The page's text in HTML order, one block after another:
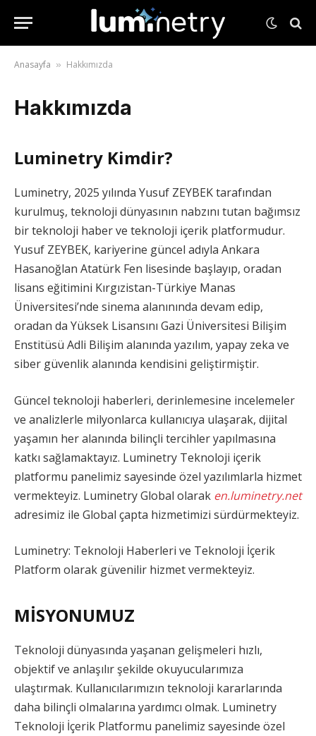
Anasayfa » Hakkımızda
Hakkımızda
Luminetry Kimdir?
Luminetry, 2025 yılında Yusuf ZEYBEK tarafından
kurulmuş, teknoloji dünyasının nabzını tutan bağımsız
bir teknoloji haber ve teknoloji içerik platformudur.
Yusuf ZEYBEK, kariyerine güncel adıyla Ankara
Hasanoğlan Atatürk Fen lisesinde başlayıp, oradan
lisans eğitimini Kırgızistan-Türkiye Manas
Üniversitesi’nde sinema alanınında devam edip,
oradan da Yüksek Lisansını Gazi Üniversitesi Bilişim
Enstitüsü Adli Bilişim alanında yazılım, yapay zeka ve
siber güvenlik alanında kendisini geliştirmiştir.
Güncel teknoloji haberleri, derinlemesine incelemeler
ve analizlerle milyonlarca kullanıcıya ulaşarak, dijital
yaşamın her alanında bilinçli tercihler yapılmasına
katkı sağlamaktayız. Luminetry Teknoloji içerik
platformu panelimiz sayesinde özel yazılımlarla hizmet
vermekteyiz. Luminetry Global olarak en.luminetry.net
adresimiz ile Global çapta hizmetimizi sürdürmekteyiz.
Luminetry: Teknoloji Haberleri ve Teknoloji İçerik
Platform olarak güvenilir hizmet vermekteyiz.
MİSYONUMUZ
Teknoloji dünyasında yaşanan gelişmeleri hızlı,
objektif ve anlaşılır şekilde okuyucularımıza
ulaştırmak. Kullanıcılarımızın teknoloji kararlarında
daha bilinçli olmalarına yardımcı olmak. Luminetry
Teknoloji İçerik Platformu panelimiz sayesinde özel